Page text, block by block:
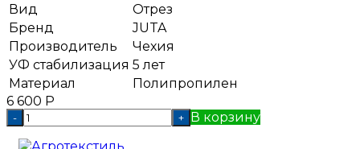
Вид
Отрез
Бренд
JUTA
Производитель
Чехия
УФ стабилизация 5 лет
Материал
Полипропилен
6 600 Р
- + В корзину